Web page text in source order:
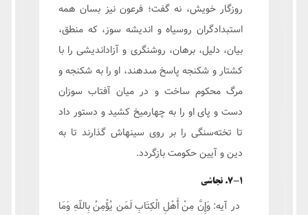
روزگار خويش، نه گفت؛ فرعون نيز بسان همه
استبدادگران روسياه و انديشه سوز، كه منطق،
بيان، دليل، برهان، روشنگرى و آزادانديشى را با
كشتار و شكنجه پاسخ مى‏دهند، او را به شكنجه و
مرگ محكوم ساخت و در ميان آفتاب سوزان
دست و پاى او را به چهارمیخ كشيد و دستور داد
تا تخته‌سنگی را بر روى سينه‏اش گذارند تا به
دين و آيين حكومت بازگردد.
7-1. نجاشی
در آیه: وَإِنَّ مِنْ أَهْلِ الْكِتَابِ لَمَن يُؤْمِنُ بِاللّهِ وَمَا